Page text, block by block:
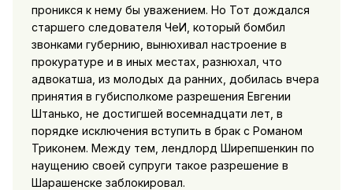
проникся к нему бы уважением. Но Тот дождался
старшего следователя ЧеИ, который бомбил
звонками губернию, вынюхивал настроение в
прокуратуре и в иных местах, разнюхал, что
адвокатша, из молодых да ранних, добилась вчера
принятия в губисполкоме разрешения Евгении
Штанько, не достигшей восемнадцати лет, в
порядке исключения вступить в брак с Романом
Триконем. Между тем, лендлорд Ширепшенкин по
наущению своей супруги такое разрешение в
Шарашенске заблокировал.